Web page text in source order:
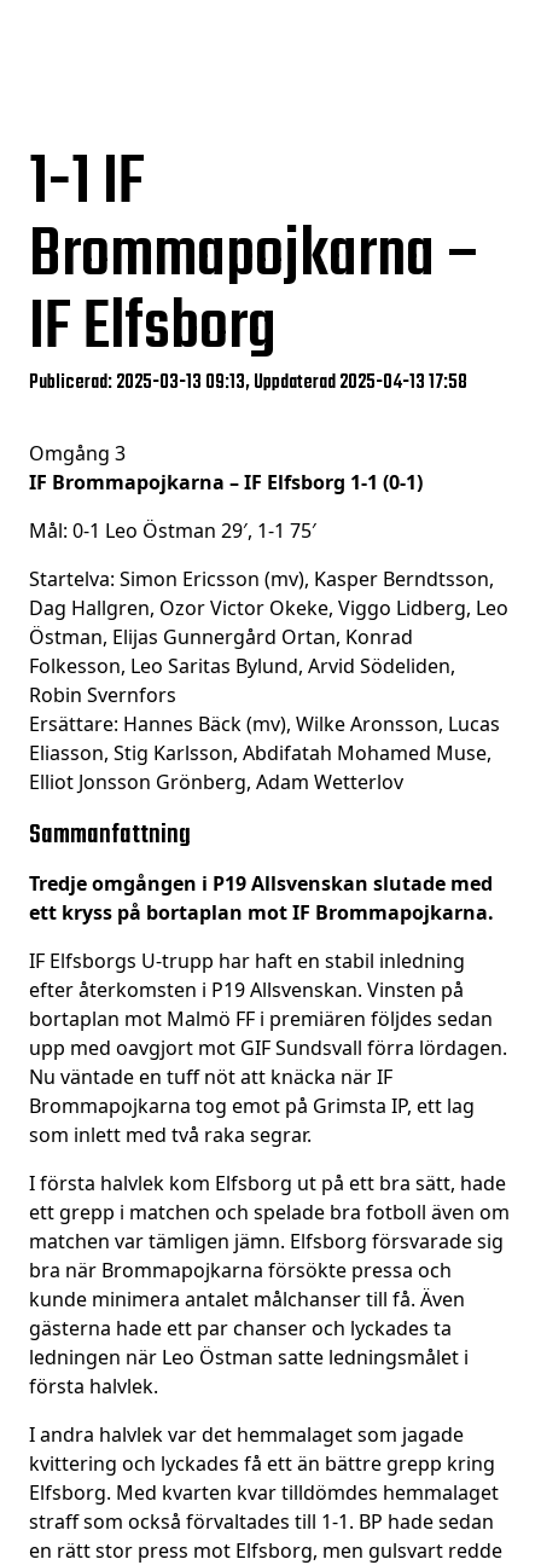
1-1IF
Brommapojkarna –
IF Elfsborg
Publicerad: 2025-03-13 09:13, Uppdaterad 2025-04-13 17:58
Omgång 3
IF Brommapojkarna – IF Elfsborg 1-1 (0-1)
Mål: 0-1 Leo Östman 29′, 1-1 75′
Startelva: Simon Ericsson (mv), Kasper Berndtsson,
Dag Hallgren, Ozor Victor Okeke, Viggo Lidberg, Leo
Östman, Elijas Gunnergård Ortan, Konrad
Folkesson, Leo Saritas Bylund, Arvid Södeliden,
Robin Svernfors
Ersättare: Hannes Bäck (mv), Wilke Aronsson, Lucas
Eliasson, Stig Karlsson, Abdifatah Mohamed Muse,
Elliot Jonsson Grönberg, Adam Wetterlov
Sammanfattning
Tredje omgången i P19 Allsvenskan slutade med
ett kryss på bortaplan mot IF Brommapojkarna.
IF Elfsborgs U-trupp har haft en stabil inledning
efter återkomsten i P19 Allsvenskan. Vinsten på
bortaplan mot Malmö FF i premiären följdes sedan
upp med oavgjort mot GIF Sundsvall förra lördagen.
Nu väntade en tuff nöt att knäcka när IF
Brommapojkarna tog emot på Grimsta IP, ett lag
som inlett med två raka segrar.
I första halvlek kom Elfsborg ut på ett bra sätt, hade
ett grepp i matchen och spelade bra fotboll även om
matchen var tämligen jämn. Elfsborg försvarade sig
bra när Brommapojkarna försökte pressa och
kunde minimera antalet målchanser till få. Även
gästerna hade ett par chanser och lyckades ta
ledningen när Leo Östman satte ledningsmålet i
första halvlek.
I andra halvlek var det hemmalaget som jagade
kvittering och lyckades få ett än bättre grepp kring
Elfsborg. Med kvarten kvar tilldömdes hemmalaget
straff som också förvaltades till 1-1. BP hade sedan
en rätt stor press mot Elfsborg, men gulsvart redde